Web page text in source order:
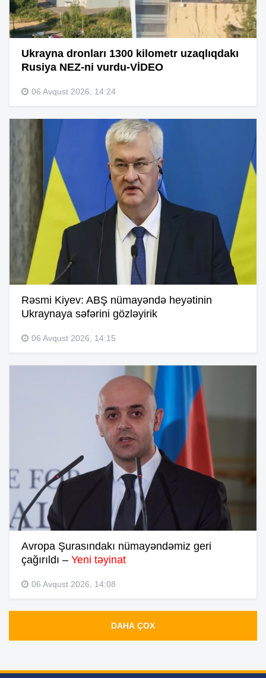
Ukrayna dronları 1300 kilometr uzaqlıqdakı
Rusiya NEZ-ni vurdu-VİDEO
06 Avqust 2026, 14:24
Rəsmi Kiyev: ABŞ nümayəndə heyətinin
Ukraynaya səfərini gözləyirik
06 Avqust 2026, 14:15
Avropa Şurasındakı nümayəndəmiz geri
çağırıldı – Yeni təyinat
06 Avqust 2026, 14:08
DAHA ÇOX